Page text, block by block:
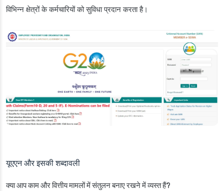
विभिन्न क्षेत्रों के कर्मचारियों को सुविधा प्रदान करता है।
यूएएन और इसकी शब्दावली
क्या आप काम और वित्तीय मामलों में संतुलन बनाए रखने में व्यस्त हैं?